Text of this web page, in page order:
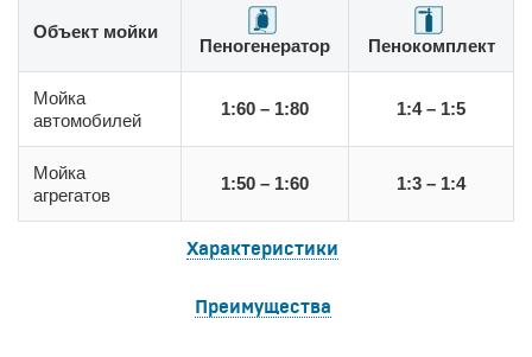
Объект мойки
Пеногенератор Пенокомплект
Мойка
автомобилей
1:60 – 1:80 1:4 – 1:5
Мойка
агрегатов
1:50 – 1:60 1:3 – 1:4
Характеристики
Преимущества